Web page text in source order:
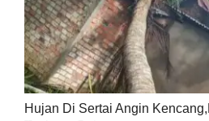
Hujan Di Sertai Angin